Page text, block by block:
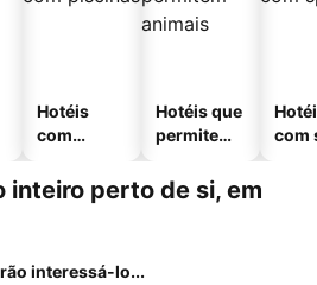
Hotéis
com
Hotéis que
permitem
com
perto de si, em
interessá-lo...